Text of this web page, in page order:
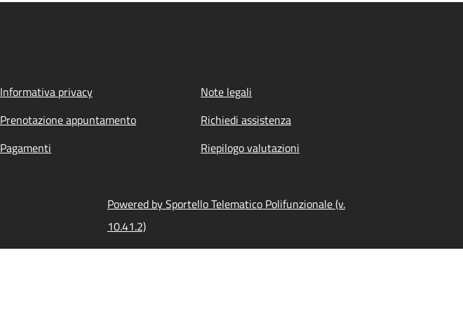
Informativa privacy
Note legali
Prenotazione appuntamento
Richiedi assistenza
Pagamenti
Riepilogo valutazioni
Powered by Sportello Telematico Polifunzionale (v.
10.41.2)